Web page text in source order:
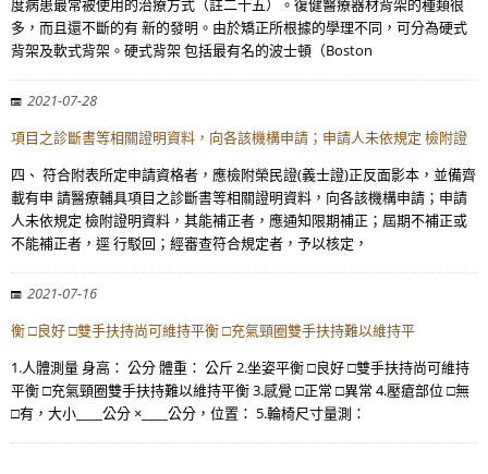
度病患最常被使用的治療方式（註二十五）。復健醫療器材背架的種類很
多，而且還不斷的有 新的發明。由於矯正所根據的學理不同，可分為硬式
背架及軟式背架。硬式背架 包括最有名的波士頓（Boston
2021-07-28
項目之診斷書等相關證明資料，向各該機構申請；申請人未依規定 檢附證
四、 符合附表所定申請資格者，應檢附榮民證(義士證)正反面影本，並備齊
載有申 請醫療輔具項目之診斷書等相關證明資料，向各該機構申請；申請
人未依規定 檢附證明資料，其能補正者，應通知限期補正；屆期不補正或
不能補正者，逕 行駁回；經審查符合規定者，予以核定，
2021-07-16
衡 □良好 □雙手扶持尚可維持平衡 □充氣頸圈雙手扶持難以維持平
1.人體測量 身高： 公分 體重： 公斤 2.坐姿平衡 □良好 □雙手扶持尚可維持
平衡 □充氣頸圈雙手扶持難以維持平衡 3.感覺 □正常 □異常 4.壓瘡部位 □無
□有，大小____公分 ×____公分，位置： 5.輪椅尺寸量測：